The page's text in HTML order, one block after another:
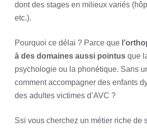
dont des stages en milieux variés
etc.).
Pourquoi ce délai ? Parce que
à des domaines aussi pointus que
psychologie ou la phonétique. Sans
comment accompagner des enfants
des adultes victimes d’AVC ?
Ssi vous cherchez un métier riche de